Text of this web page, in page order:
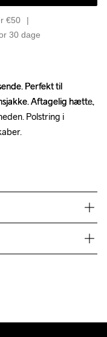
€50
30 dage
Perfekt til
Aftagelig hætte,
Polstring i
Perfekt til
Aftagelig hætte,
Polstring i